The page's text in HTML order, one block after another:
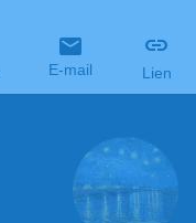
E-mail Lien